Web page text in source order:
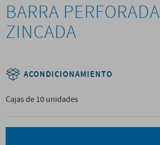
BARRA PERFORADA
ZINCADA
ACONDICIONAMIENTO
Cajas de 10 unidades